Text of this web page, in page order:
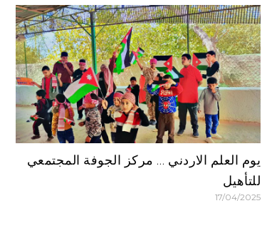
يوم العلم الاردني … مركز الجوفة المجتمعي
للتأهيل
17/04/2025